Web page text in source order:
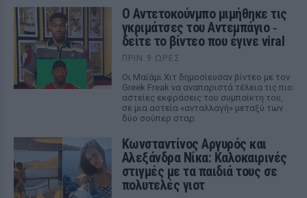
Ο Αντετοκούνμπο μιμήθηκε τις
γκριμάτσες του Αντεμπάγιο ‑
δείτε το βίντεο που έγινε viral
ΠΡΙΝ 9 ΏΡΕΣ
Οι Μαϊάμι Χιτ δημοσίευσαν βίντεο με τον
Greek Freak να αναπαριστά τέλεια τις πιο
αστείες εκφράσεις του συμπαίκτη του,
σε μια αστεία «ανταλλαγή» μεταξύ των
δύο σούπερ σταρ.
Κωνσταντίνος Αργυρός και
Αλεξάνδρα Νίκα: Καλοκαιρινές
στιγμές με τα παιδιά τους σε
πολυτελές γιοτ